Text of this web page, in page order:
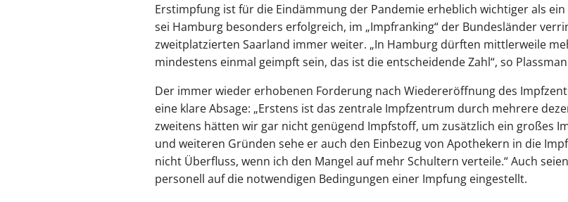
Erstimpfung ist für die Eindämmung der Pandemie erheblich wichtiger als
sei Hamburg besonders erfolgreich, im „Impfranking“ der Bundesländer
zweitplatzierten Saarland immer weiter. „In Hamburg dürften mittlerweile
mindestens einmal geimpft sein, das ist die entscheidende Zahl“, so
Der immer wieder erhobenen Forderung nach Wiedereröffnung des
eine klare Absage: „Erstens ist das zentrale Impfzentrum durch mehrere
zweitens hätten wir gar nicht genügend Impfstoff, um zusätzlich ein großes
und weiteren Gründen sehe er auch den Einbezug von Apothekern in die
nicht Überfluss, wenn ich den Mangel auf mehr Schultern verteile.“ Auch
personell auf die notwendigen Bedingungen einer Impfung eingestellt.